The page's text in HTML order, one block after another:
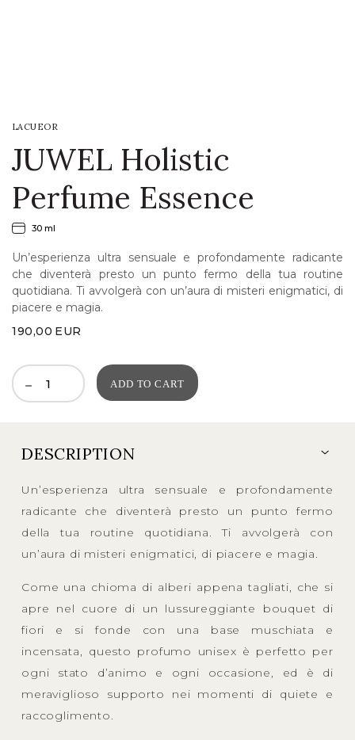
LACUEOR
JUWEL Holistic
Perfume Essence
30 ml
Un’esperienza ultra sensuale e profondamente radicante
che diventerà presto un punto fermo della tua routine
quotidiana. Ti avvolgerà con un’aura di misteri enigmatici, di
piacere e magia.
190,00 EUR
ADD TO CART
DESCRIPTION
Un’esperienza ultra sensuale e profondamente
radicante che diventerà presto un punto fermo
della tua routine quotidiana. Ti avvolgerà con
un’aura di misteri enigmatici, di piacere e magia.
Come una chioma di alberi appena tagliati, che si
apre nel cuore di un lussureggiante bouquet di
fiori e si fonde con una base muschiata e
incensata, questo profumo unisex è perfetto per
ogni stato d’animo e ogni occasione, ed è di
meraviglioso supporto nei momenti di quiete e
raccoglimento.